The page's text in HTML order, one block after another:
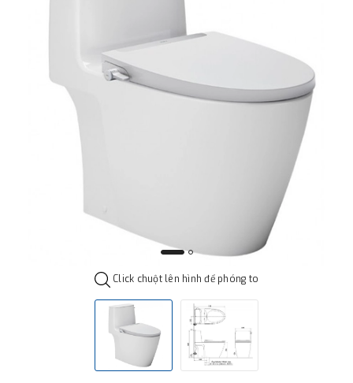
Click chuột lên hình để phóng to